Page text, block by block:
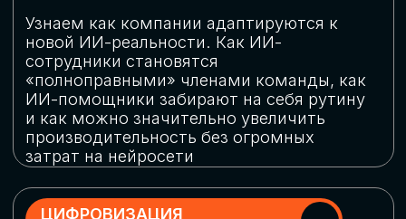
огромную статью затрат
ОБЛАЧНЫЕ ТЕХНОЛОГИИ
Подискутируем, какие облачные решения
существуют на рынке и почему
использование мультиоблачных моделей
не только снижает затраты, но и
«пересборки» бизнес-моделей